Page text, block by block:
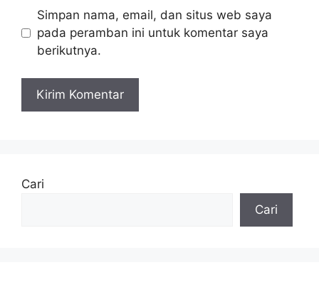
Simpan nama, email, dan situs web saya
pada peramban ini untuk komentar saya
berikutnya.
Cari
Cari